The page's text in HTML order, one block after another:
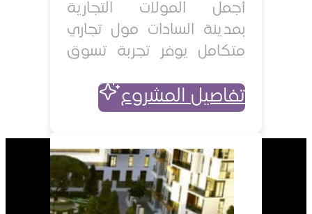
أجمل المولات التجارية
بمدينة السادات مول تجاري
متكامل يوفر تجربة تسوق
السادات وعلى أهم شوارعها
أبو بكر الصديق
تفاصيل المشروع